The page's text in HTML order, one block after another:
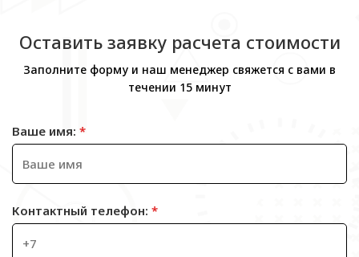
Оставить заявку расчета стоимости
Заполните форму и наш менеджер свяжется с вами в
течении 15 минут
Ваше имя: *
Контактный телефон: *